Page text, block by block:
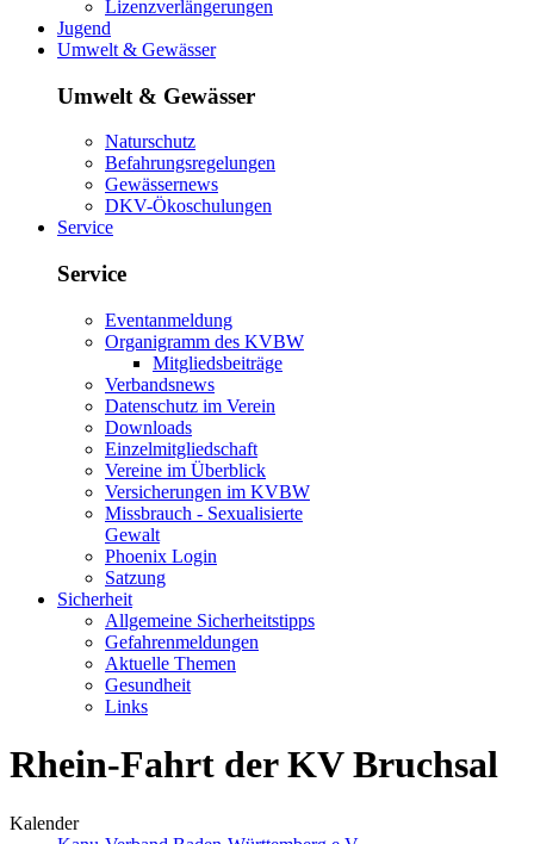
Lizenzverlängerungen
Jugend
Umwelt & Gewässer
Umwelt & Gewässer
Naturschutz
Befahrungsregelungen
Gewässernews
DKV-Ökoschulungen
Service
Service
Eventanmeldung
Organigramm des KVBW
Mitgliedsbeiträge
Verbandsnews
Datenschutz im Verein
Downloads
Einzelmitgliedschaft
Vereine im Überblick
Versicherungen im KVBW
Missbrauch - Sexualisierte
Gewalt
Phoenix Login
Satzung
Sicherheit
Allgemeine Sicherheitstipps
Gefahrenmeldungen
Aktuelle Themen
Gesundheit
Links
Rhein-Fahrt der KV Bruchsal
Kalender